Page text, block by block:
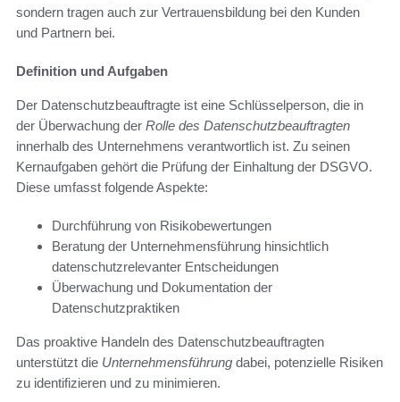
sondern tragen auch zur Vertrauensbildung bei den Kunden
und Partnern bei.
Definition und Aufgaben
Der Datenschutzbeauftragte ist eine Schlüsselperson, die in
der Überwachung der Rolle des Datenschutzbeauftragten
innerhalb des Unternehmens verantwortlich ist. Zu seinen
Kernaufgaben gehört die Prüfung der Einhaltung der DSGVO.
Diese umfasst folgende Aspekte:
Durchführung von Risikobewertungen
Beratung der Unternehmensführung hinsichtlich
datenschutzrelevanter Entscheidungen
Überwachung und Dokumentation der
Datenschutzpraktiken
Das proaktive Handeln des Datenschutzbeauftragten
unterstützt die Unternehmensführung dabei, potenzielle Risiken
zu identifizieren und zu minimieren.